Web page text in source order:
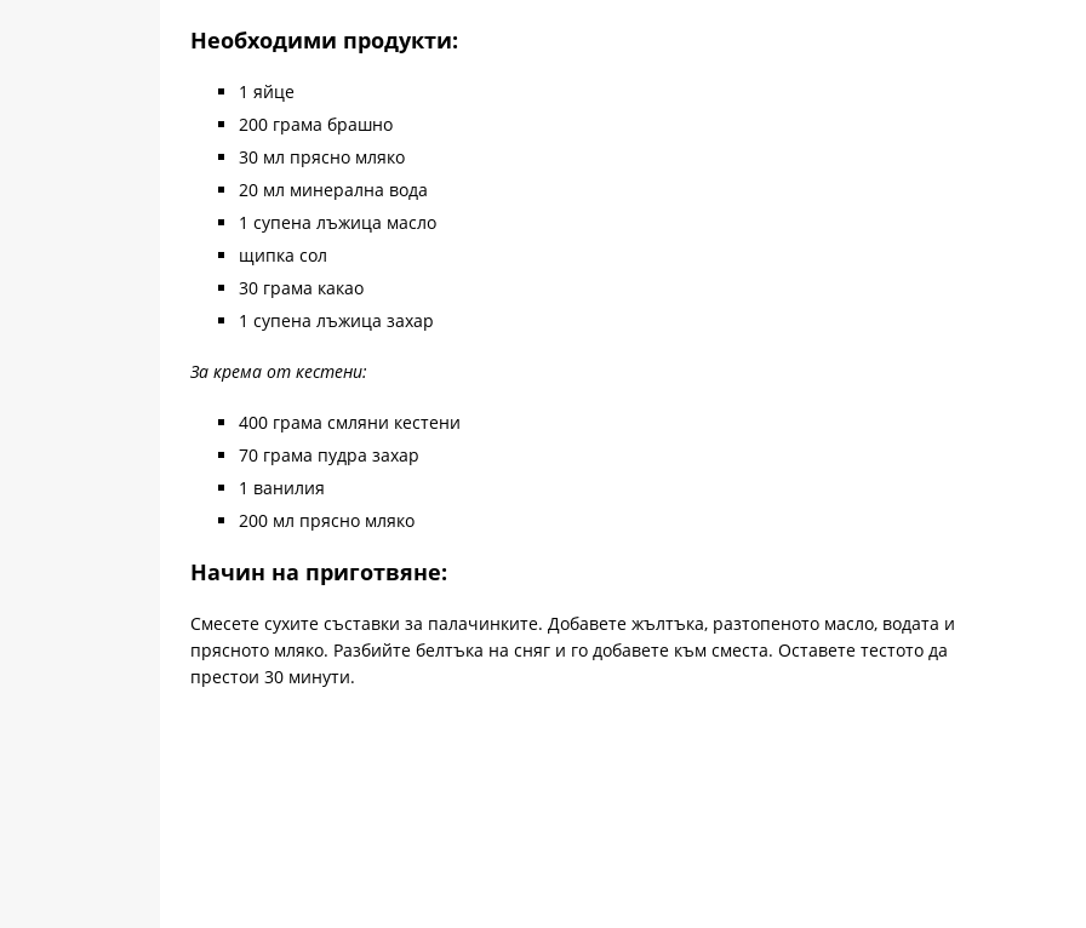
Необходими продукти:
1 яйце
200 грама брашно
30 мл прясно мляко
20 мл минерална вода
1 супена лъжица масло
щипка сол
30 грама какао
1 супена лъжица захар
За крема от кестени:
400 грама смляни кестени
70 грама пудра захар
1 ванилия
200 мл прясно мляко
Начин на приготвяне:
Смесете сухите съставки за палачинките. Добавете жълтъка, разтопеното масло, водата и
прясното мляко. Разбийте белтъка на сняг и го добавете към сместа. Оставете тестото да
престои 30 минути.